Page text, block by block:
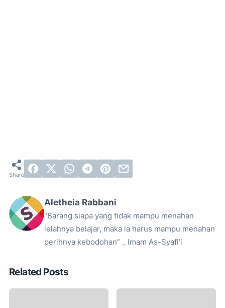
Aletheia Rabbani
“Barang siapa yang tidak mampu menahan
lelahnya belajar, maka ia harus mampu menahan
perihnya kebodohan” _ Imam As-Syafi’i
Related Posts